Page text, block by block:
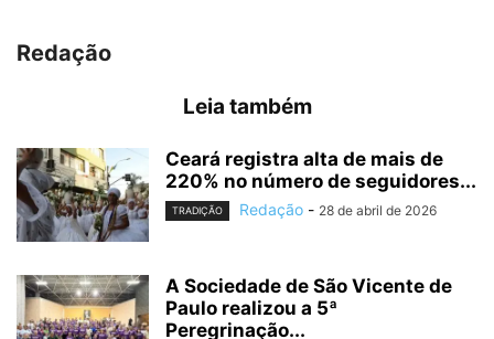
Redação
Leia também
Ceará registra alta de mais de
220% no número de seguidores...
TRADIÇÃO Redação - 28 de abril de 2026
A Sociedade de São Vicente de
Paulo realizou a 5ª
Peregrinação...